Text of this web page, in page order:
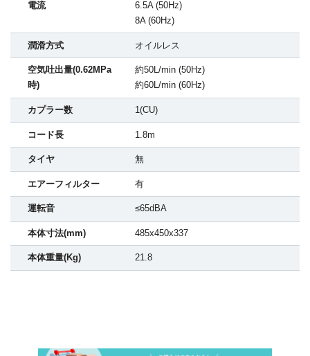
電流
6.5A (50Hz)
8A (60Hz)
潤滑方式 オイルレス
空気吐出量(0.62MPa
時)
約50L/min (50Hz)
約60L/min (60Hz)
カプラー数 1(CU)
コード長 1.8m
タイヤ 無
エアーフィルター 有
運転音 ≤65dBA
本体寸法(mm) 485x450x337
本体重量(Kg) 21.8